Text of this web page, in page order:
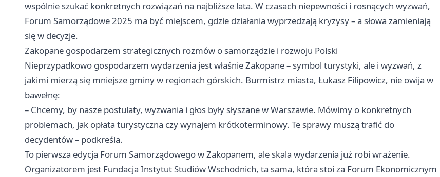
wspólnie szukać konkretnych rozwiązań na najbliższe lata. W czasach niepewności i rosnących wyzwań,
Forum Samorządowe 2025 ma być miejscem, gdzie działania wyprzedzają kryzysy – a słowa zamieniają
się w decyzje.
Zakopane gospodarzem strategicznych rozmów o samorządzie i rozwoju Polski
Nieprzypadkowo gospodarzem wydarzenia jest właśnie Zakopane – symbol turystyki, ale i wyzwań, z
jakimi mierzą się mniejsze gminy w regionach górskich. Burmistrz miasta, Łukasz Filipowicz, nie owija w
bawełnę:
– Chcemy, by nasze postulaty, wyzwania i głos były słyszane w Warszawie. Mówimy o konkretnych
problemach, jak opłata turystyczna czy wynajem krótkoterminowy. Te sprawy muszą trafić do
decydentów – podkreśla.
To pierwsza edycja Forum Samorządowego w Zakopanem, ale skala wydarzenia już robi wrażenie.
Organizatorem jest Fundacja Instytut Studiów Wschodnich, ta sama, która stoi za Forum Ekonomicznym